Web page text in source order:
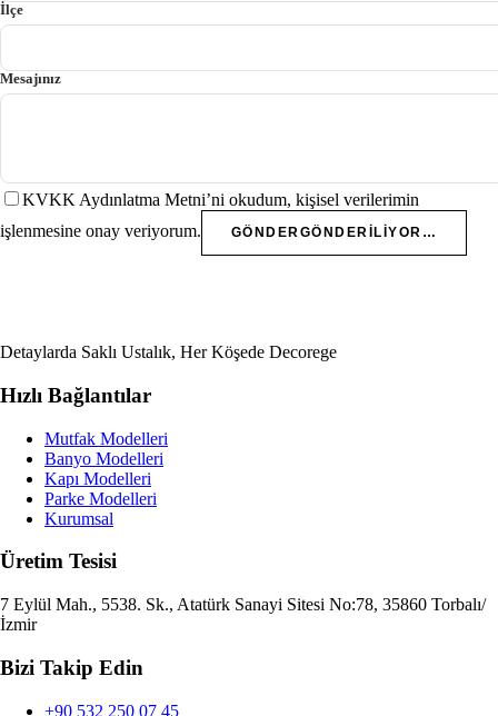
İlçe
Mesajınız
KVKK Aydınlatma Metni’ni okudum, kişisel verilerimin
işlenmesine onay veriyorum.
GÖNDERGÖNDERILIYOR…
Detaylarda Saklı Ustalık, Her Köşede Decorege
Hızlı Bağlantılar
Mutfak Modelleri
Banyo Modelleri
Kapı Modelleri
Parke Modelleri
Kurumsal
Üretim Tesisi
7 Eylül Mah., 5538. Sk., Atatürk Sanayi Sitesi No:78, 35860 Torbalı/
İzmir
Bizi Takip Edin
+90 532 250 07 45